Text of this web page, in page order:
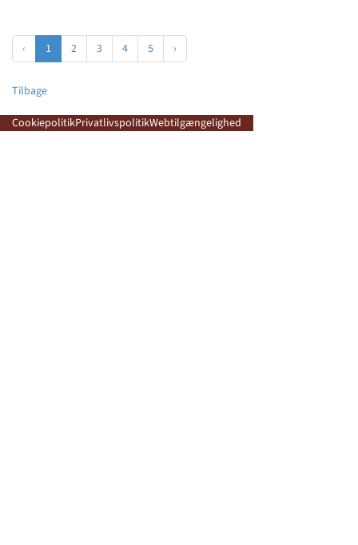
‹ 1 2 3 4 5 ›
Tilbage
CookiepolitikPrivatlivspolitikWebtilgængelighed